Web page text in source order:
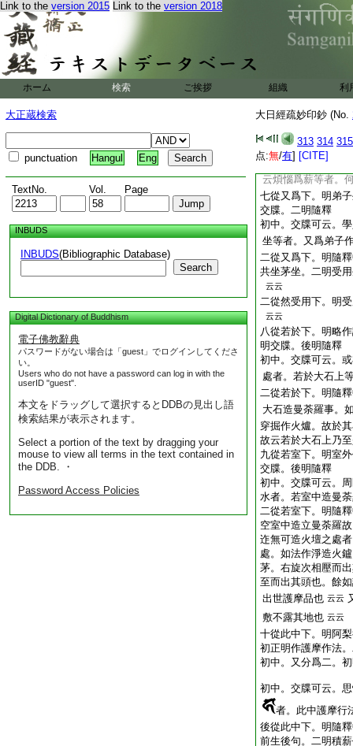
Link to the version 2015 Link to the version 2018
ホーム 検索 ご挨拶 組織 利
大正蔵検索
punctuation Hangul Eng
TextNo. Vol. Page
INBUDS
INBUDS(Bibliographic Database)
Search
Digital Dictionary of Buddhism
電子佛教辭典
パスワードがない場合は「guest」でログインしてくださ
い。
Users who do not have a password can log in with the
userID "guest".
本文をドラッグして選択するとDDBの見出し語
検索結果が表示されます。
Select a portion of the text by dragging your
mouse to view all terms in the text contained in
the DDB. ・
Password Access Policies
大日經疏妙印鈔 (No.
313 314 315
点:無/有] [CITE]
三從若作深祕下。
分是衆因縁義者。
三毒煩惱。從此三
有災患也。今還以
空無垢淨菩提心。
供養一切法界普門
出世希願。於盡空
故云今還以此乃至
云煩惱爲薪等者。
七從又爲下。明弟
交牒。二明隨釋
初中。交牒可云。
坐等者。又爲弟子
二從又爲下。明隨
共坐茅坐。二明受
云云
二從然受用下。明
云云
八從若於下。明略
明交牒。後明隨釋
初中。交牒可云。
處者。若於大石上
二從若於下。明隨
大石造曼荼羅事。
穿掘作火爐。故於
故云若於大石上乃
九從若室下。明室
交牒。後明隨釋
初中。交牒可云。
水者。若室中造曼
二從若室下。明隨
空室中造立曼荼羅
迮無可造火壇之處
處。如法作淨造火
茅。右旋次相壓而
至而出其頭也。餘
出世護摩品也 云云
敷不露其地也 云云
十從此中下。明阿
初正明作護摩作法
初中。又分爲二。
初中。交牒可云。
者。此中護摩行
後從此中下。明隨
前生後句。二明積